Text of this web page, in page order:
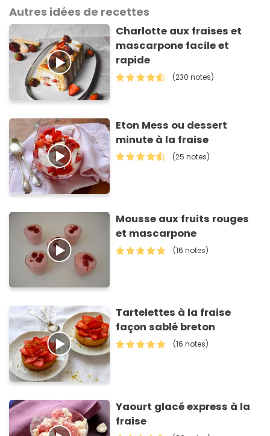
Autres idées de recettes
Charlotte aux fraises et
mascarpone facile et
rapide
(230 notes)
Eton Mess ou dessert
minute à la fraise
(25 notes)
Mousse aux fruits rouges
et mascarpone
(16 notes)
Tartelettes à la fraise
façon sablé breton
(16 notes)
Yaourt glacé express à la
fraise